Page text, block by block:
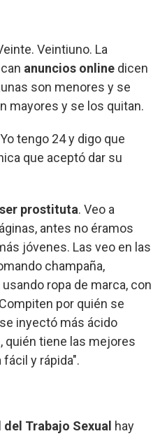
Veintiuno. La
anuncios online dicen
son menores y se
mayores y se los quitan.
tengo 24 y digo que
que aceptó dar su
prostituta. Veo a
antes no éramos
jóvenes. Las veo en las
champaña,
ropa de marca, con
por quién se
inyectó más ácido
quién tiene las mejores
y rápida".
Trabajo Sexual hay